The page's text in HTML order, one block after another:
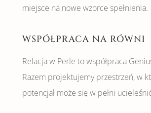
miejsce na nowe wzorce spełnienia.
WSPÓŁPRACA NA RÓWNI
Relacja w Perle to współpraca
Razem projektujemy przestrzeń, w
potencjał może się w pełni